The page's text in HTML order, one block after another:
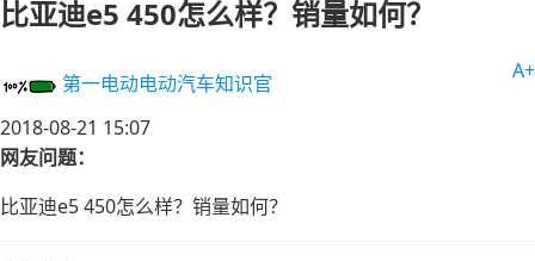
比亚迪e5 450怎么样？销量如何？
第一电动电动汽车知识官
2018-08-21 15:07
A+
网友问题：
比亚迪e5 450怎么样？销量如何？